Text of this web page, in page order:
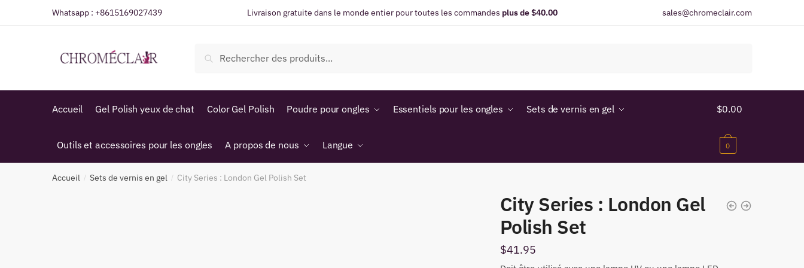
Whatsapp : +8615169027439 Livraison gratuite dans le monde entier pour toutes les commandes plus de $40.00 sales@chromeclair.com
Recherche
Accueil Gel Polish yeux de chat Color Gel Polish Poudre pour ongles Essentiels pour les ongles Sets de vernis en gel
Outils et accessoires pour les ongles A propos de nous Langue
$0.00
0
Accueil / Sets de vernis en gel / City Series : London Gel Polish Set
City Series : London Gel
Polish Set
$41.95